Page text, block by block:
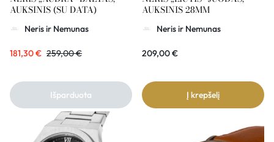
AUKSINIS (SU DATA)
Neris ir Nemunas
181,30€ 259,00€
Išparduota
AUKSINIS 28MM
Neris ir Nemunas
209,00€
Į krepšelį